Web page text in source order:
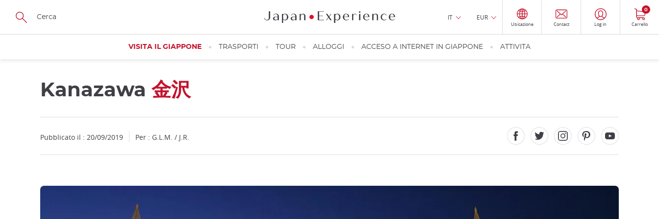
Skip
main
IT EUR
Ubicazione Contact Log in Carrello
0
VISITA IL GIAPPONE TRASPORTI TOUR ALLOGGI ACCESO A INTERNET IN GIAPPONE ATTIVITA
Kanazawa 金沢
Pubblicato il : 20/09/2019 Per : G.L.M. / J.R.